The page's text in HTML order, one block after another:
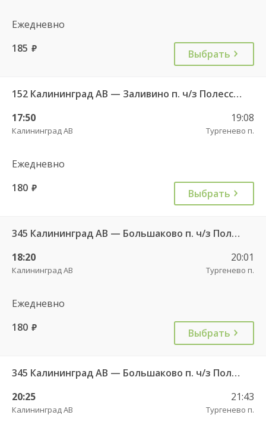
Ежедневно
185 руб. Выбрать
152 Калининград АВ — Заливино п. ч/з Полесск г.
17:50
Калининград АВ
19:08
Тургенево п.
Ежедневно
180 руб. Выбрать
345 Калининград АВ — Большаково п. ч/з Полесск г.
18:20
Калининград АВ
20:01
Тургенево п.
Ежедневно
180 руб. Выбрать
345 Калининград АВ — Большаково п. ч/з Полесск г.
20:25
Калининград АВ
21:43
Тургенево п.